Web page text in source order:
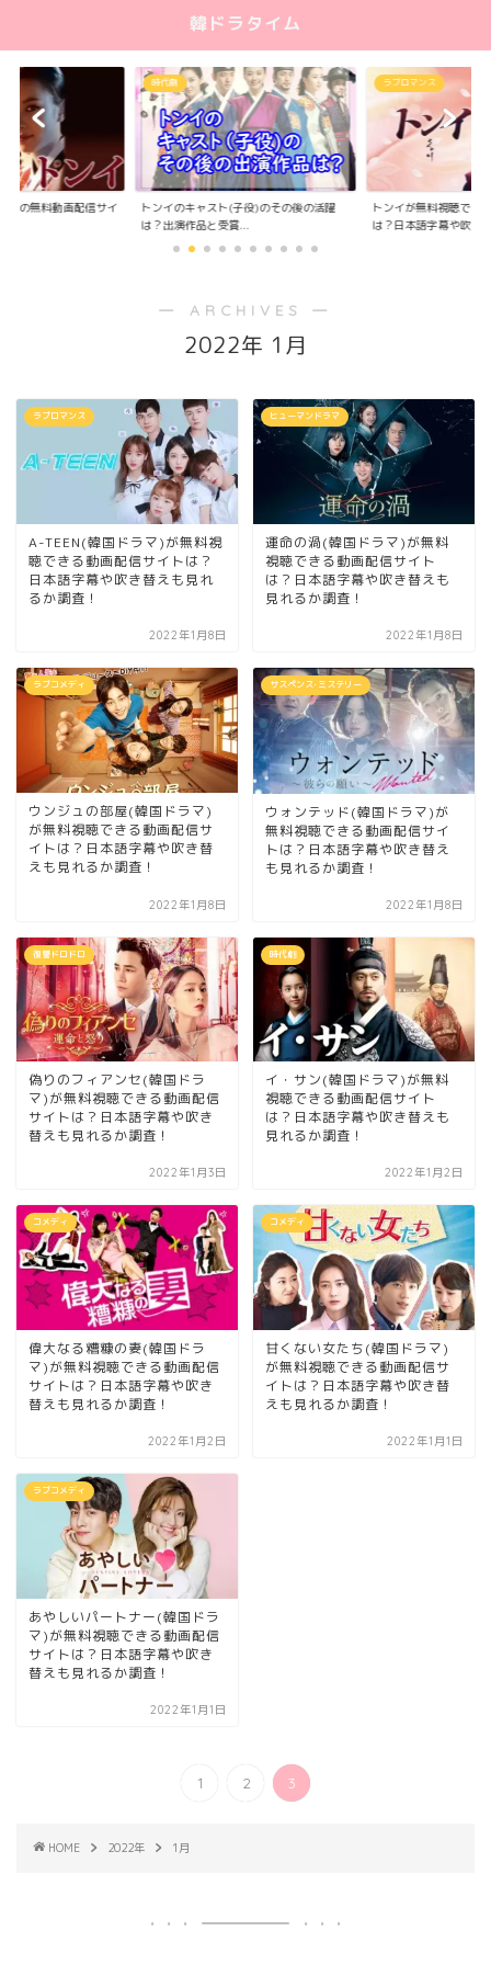
韓ドラタイム
時代劇
トンイのキャスト(子役)のその後の活躍
ラブロマンス
トンイが無料視聴できる動画配信サイト
は？日本語字幕や吹き...
ス
が
― ARCHIVES ―
2022年 1月
ラブロマンス
A-TEEN(韓国ドラマ)が無料視
聴できる動画配信サイトは？
日本語字幕や吹き替えも見れ
るか調査！
2022年1月8日
ヒューマンドラマ
運命の渦(韓国ドラマ)が無料
視聴できる動画配信サイト
は？日本語字幕や吹き替えも
見れるか調査！
2022年1月8日
ラブコメディ
ウンジュの部屋(韓国ドラマ)
が無料視聴できる動画配信サ
イトは？日本語字幕や吹き替
えも見れるか調査！
2022年1月8日
サスペンス･ミステリー
ウォンテッド(韓国ドラマ)が
無料視聴できる動画配信サイ
トは？日本語字幕や吹き替え
も見れるか調査！
2022年1月8日
復讐ドロドロ
偽りのフィアンセ(韓国ドラ
マ)が無料視聴できる動画配信
サイトは？日本語字幕や吹き
替えも見れるか調査！
2022年1月3日
時代劇
イ・サン(韓国ドラマ)が無料
視聴できる動画配信サイト
は？日本語字幕や吹き替えも
見れるか調査！
2022年1月2日
コメディ
偉大なる糟糠の妻(韓国ドラ
マ)が無料視聴できる動画配信
サイトは？日本語字幕や吹き
替えも見れるか調査！
2022年1月2日
コメディ
甘くない女たち(韓国ドラマ)
が無料視聴できる動画配信サ
イトは？日本語字幕や吹き替
えも見れるか調査！
2022年1月1日
ラブコメディ
あやしいパートナー(韓国ドラ
マ)が無料視聴できる動画配信
サイトは？日本語字幕や吹き
替えも見れるか調査！
2022年1月1日
1 2 3
HOME 2022年 1月